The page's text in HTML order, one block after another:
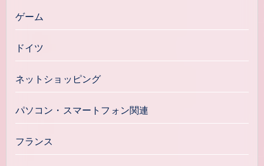
ゲーム
ドイツ
ネットショッピング
パソコン・スマートフォン関連
フランス